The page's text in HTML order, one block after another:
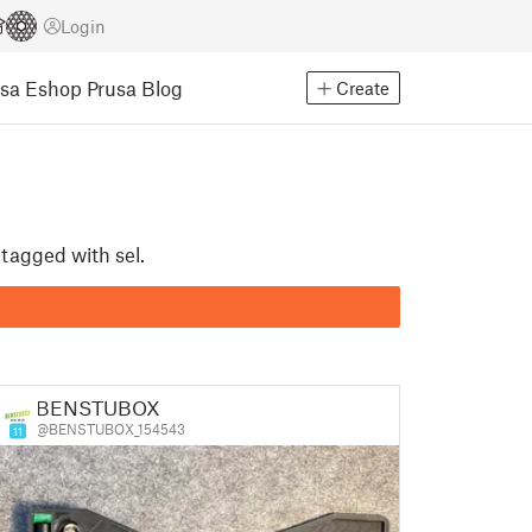
Login
Eshop Prusa Blog Create
with sel.
11
BENSTUBOX
@BENSTUBOX_154543